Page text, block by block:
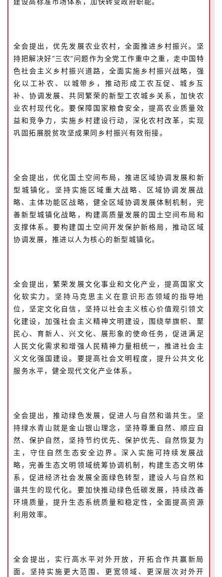
全会提出，优先发展农业农村，全面推进乡村振兴。坚
持把解决好“三农”问题作为全党工作重中之重，走中国特
色社会主义乡村振兴道路，全面实施乡村振兴战略，强
化以工补农、以城带乡，推动形成工农互促、城乡互
补、协调发展、共同繁荣的新型工农城乡关系，加快农
业农村现代化。要保障国家粮食安全，提高农业质量效
益和竞争力，实施乡村建设行动，深化农村改革，实现
巩固拓展脱贫攻坚成果同乡村振兴有效衔接。
全会提出，优化国土空间布局，推进区域协调发展和新
型城镇化。坚持实施区域重大战略、区域协调发展战
略、主体功能区战略，健全区域协调发展体制机制，完
善新型城镇化战略，构建高质量发展的国土空间布局和
支撑体系。要构建国土空间开发保护新格局，推动区域
协调发展，推进以人为核心的新型城镇化。
全会提出，繁荣发展文化事业和文化产业，提高国家文
化软实力。坚持马克思主义在意识形态领域的指导地
位，坚定文化自信，坚持以社会主义核心价值观引领文
化建设，加强社会主义精神文明建设，围绕举旗帜、聚
民心、育新人、兴文化、展形象的使命任务，促进满足
人民文化需求和增强人民精神力量相统一，推进社会主
义文化强国建设。要提高社会文明程度，提升公共文化
服务水平，健全现代文化产业体系。
全会提出，推动绿色发展，促进人与自然和谐共生。坚
持绿水青山就是金山银山理念，坚持尊重自然、顺应自
然、保护自然，坚持节约优先、保护优先、自然恢复为
主，守住自然生态安全边界。深入实施可持续发展战
略，完善生态文明领域统筹协调机制，构建生态文明体
系，促进经济社会发展全面绿色转型，建设人与自然和
谐共生的现代化。要加快推动绿色低碳发展，持续改善
环境质量，提升生态系统质量和稳定性，全面提高资源
利用效率。
全会提出，实行高水平对外开放，开拓合作共赢新局
面。坚持实施更大范围、更宽领域、更深层次对外开